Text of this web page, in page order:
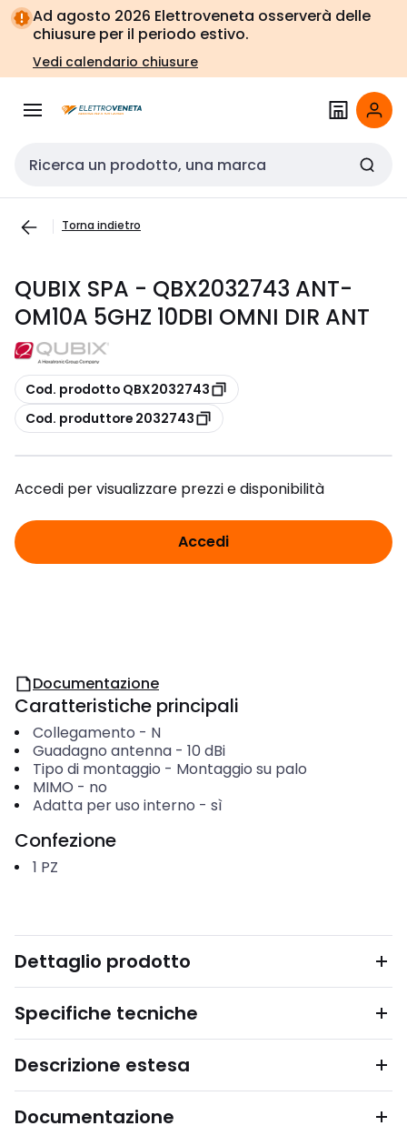
Vai alla
navigazione
Vai
alla
pagina
Ad agosto 2026 Elettroveneta osserverà delle
chiusure per il periodo estivo.
Vedi calendario chiusure
Cerca input
Torna indietro
QUBIX SPA - QBX2032743 ANT-
OM10A 5GHZ 10DBI OMNI DIR ANT
copia
Cod. prodotto QBX2032743
copia
Cod. produttore 2032743
Accedi per visualizzare prezzi e disponibilità
Accedi
Documentazione
Caratteristiche principali
Collegamento - N
Guadagno antenna- 10 dBi
Tipo di montaggio - Montaggio su palo
MIMO - no
Adatta per uso interno - sì
Confezione
1 PZ
Dettaglio prodotto
Specifiche tecniche
Descrizione estesa
Documentazione